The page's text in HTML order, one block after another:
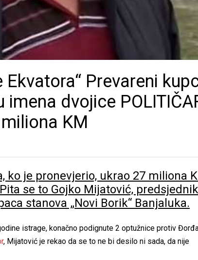
Prevareni
dvojice
KM
ko je pronevjerio, ukrao 27 miliona
se to Gojko Mijatović, predsjednik
stanova „Novi Borik“ Banjaluka.
istrage, konačno podignute 2 optužnice protiv
, Mijatović je rekao da se to ne bi desilo ni sada, da nije